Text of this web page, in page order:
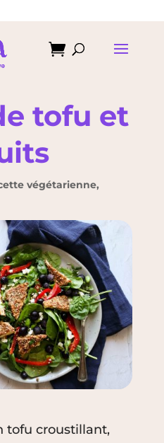

tofu et
végétarienne,
tofu croustillant,